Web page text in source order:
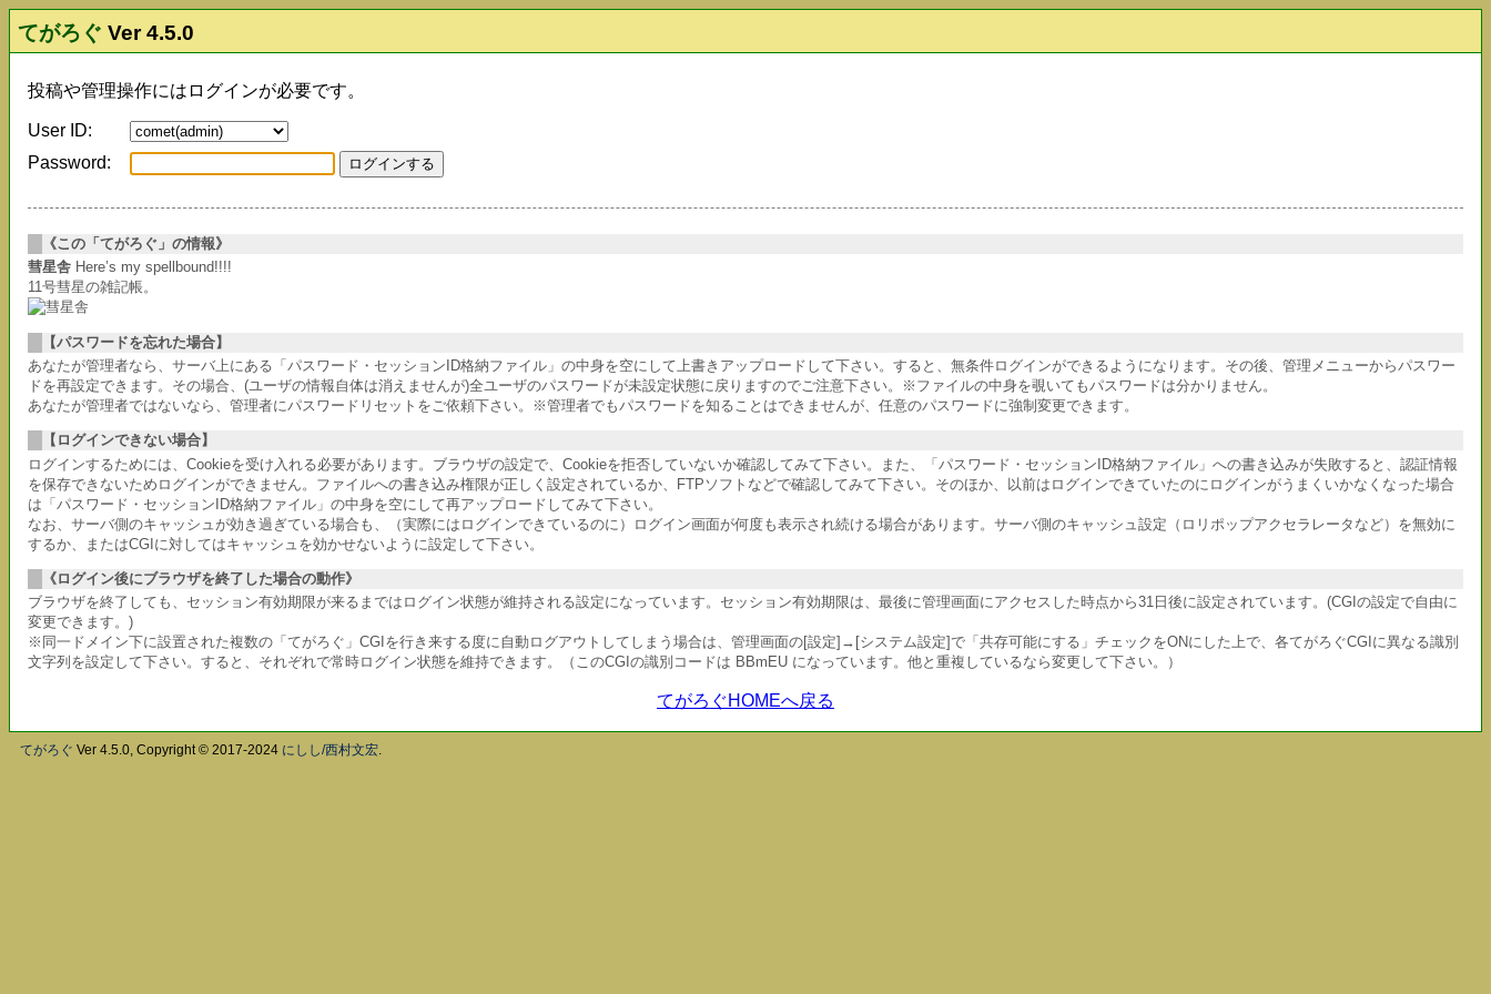
てがろぐ Ver 4.5.0
投稿や管理操作にはログインが必要です。
User ID:
Password:
《この「てがろぐ」の情報》
彗星舎 Here’s my spellbound!!!!
11号彗星の雑記帳。
【パスワードを忘れた場合】
あなたが管理者なら、サーバ上にある「パスワード・セッションID格納ファイル」の中身を空にして上書きアップロードして下さい。すると、無条件ログインができるようになります。その後、管理メニューからパスワー
ドを再設定できます。その場合、(ユーザの情報自体は消えませんが)全ユーザのパスワードが未設定状態に戻りますのでご注意下さい。※ファイルの中身を覗いてもパスワードは分かりません。
あなたが管理者ではないなら、管理者にパスワードリセットをご依頼下さい。※管理者でもパスワードを知ることはできませんが、任意のパスワードに強制変更できます。
【ログインできない場合】
ログインするためには、Cookieを受け入れる必要があります。ブラウザの設定で、Cookieを拒否していないか確認してみて下さい。また、「パスワード・セッションID格納ファイル」への書き込みが失敗すると、認証情報
を保存できないためログインができません。ファイルへの書き込み権限が正しく設定されているか、FTPソフトなどで確認してみて下さい。そのほか、以前はログインできていたのにログインがうまくいかなくなった場合
は「パスワード・セッションID格納ファイル」の中身を空にして再アップロードしてみて下さい。
なお、サーバ側のキャッシュが効き過ぎている場合も、（実際にはログインできているのに）ログイン画面が何度も表示され続ける場合があります。サーバ側のキャッシュ設定（ロリポップアクセラレータなど）を無効に
するか、またはCGIに対してはキャッシュを効かせないように設定して下さい。
《ログイン後にブラウザを終了した場合の動作》
ブラウザを終了しても、セッション有効期限が来るまではログイン状態が維持される設定になっています。セッション有効期限は、最後に管理画面にアクセスした時点から31日後に設定されています。(CGIの設定で自由に
変更できます。)
※同一ドメイン下に設置された複数の「てがろぐ」CGIを行き来する度に自動ログアウトしてしまう場合は、管理画面の[設定]→[システム設定]で「共存可能にする」チェックをONにした上で、各てがろぐCGIに異なる識別
文字列を設定して下さい。すると、それぞれで常時ログイン状態を維持できます。（このCGIの識別コードは BBmEU になっています。他と重複しているなら変更して下さい。）
てがろぐHOMEへ戻る
てがろぐ Ver 4.5.0, Copyright © 2017-2024 にしし/西村文宏.